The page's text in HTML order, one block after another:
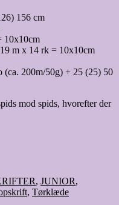
156 cm
10x10cm
19 m x 14 rk = 10x10cm
(ca. 200m/50g) + 25 (25) 50
mod spids, hvorefter der
, JUNIOR,
, Tørklæde